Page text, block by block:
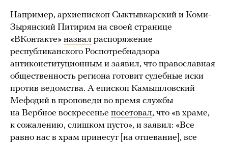
Например, архиепископ Сыктывкарский и Коми-
Зырянский Питирим на своей странице
«ВКонтакте» назвал распоряжение
республиканского Роспотребнадзора
антиконституционным и заявил, что православная
общественность региона готовит судебные иски
против ведомства. А епископ Камышловский
Мефодий в проповеди во время службы
на Вербное воскресенье посетовал, что «в храме,
к сожалению, слишком пусто», и заявил: «Все
равно нас в храм принесут [на отпевание], все